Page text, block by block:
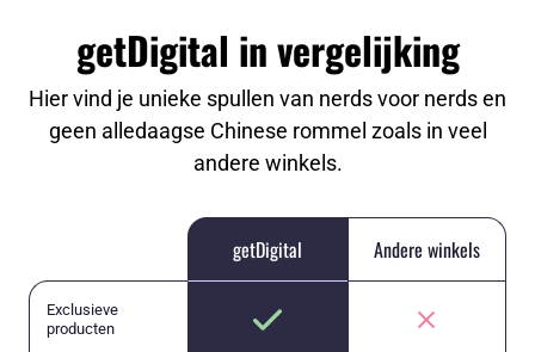
getDigital in vergelijking
Hier vind je unieke spullen van nerds voor nerds en
geen alledaagse Chinese rommel zoals in veel
andere winkels.
getDigital Andere winkels
Exclusieve
producten